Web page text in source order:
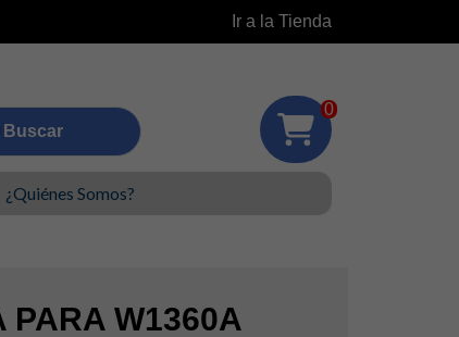
Ir a la Tienda
0
¿Quiénes Somos?
PARA W1360A